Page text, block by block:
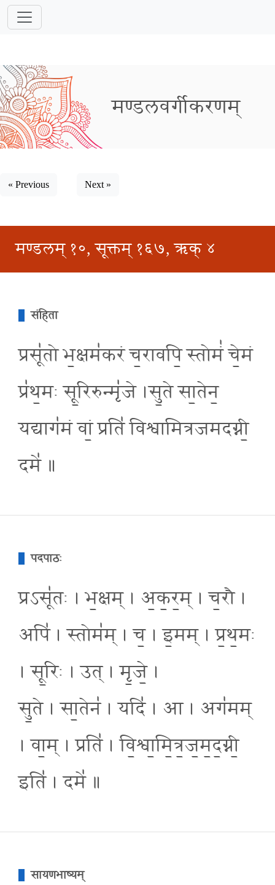
मण्डलवर्गीकरणम्
« Previous Next »
मण्डलम् १०, सूक्तम् १६७, ऋक् ४
संहिता
प्रसू॑तो भ॒क्षम॑करं च॒रावपि॒ स्तोमं॑ चे॒मं
प्र॑थ॒मः सू॒रिरुन्मृ॑जे ।सु॒ते सा॒तेन॒
यद्याग॑मं वां॒ प्रति॑ विश्वामित्रजमदग्नी॒
दमे॑ ॥
पदपाठः
प्रऽसू॑तः । भ॒क्षम् । अ॒क॒र॒म् । च॒रौ ।
अपि॑ । स्तोम॑म् । च॒ । इ॒मम् । प्र॒थ॒मः
। सू॒रिः । उत् । मृ॒जे॒ ।
सु॒ते । सा॒तेन॑ । यदि॑ । आ । अग॑मम्
। वा॒म् । प्रति॑ । वि॒श्वा॒मि॒त्र॒ज॒म॒द॒ग्नी॒
इति॑ । दमे॑ ॥
सायणभाष्यम्